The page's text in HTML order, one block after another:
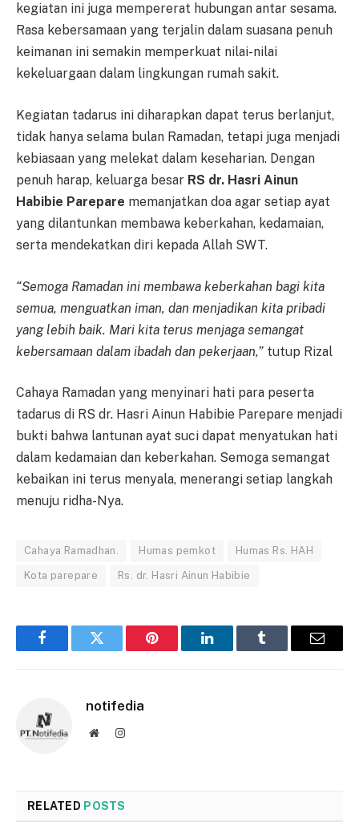
kegiatan ini juga mempererat hubungan antar sesama.
Rasa kebersamaan yang terjalin dalam suasana penuh
keimanan ini semakin memperkuat nilai-nilai
kekeluargaan dalam lingkungan rumah sakit.
Kegiatan tadarus ini diharapkan dapat terus berlanjut,
tidak hanya selama bulan Ramadan, tetapi juga menjadi
kebiasaan yang melekat dalam keseharian. Dengan
penuh harap, keluarga besar RS dr. Hasri Ainun
Habibie Parepare memanjatkan doa agar setiap ayat
yang dilantunkan membawa keberkahan, kedamaian,
serta mendekatkan diri kepada Allah SWT.
“Semoga Ramadan ini membawa keberkahan bagi kita
semua, menguatkan iman, dan menjadikan kita pribadi
yang lebih baik. Mari kita terus menjaga semangat
kebersamaan dalam ibadah dan pekerjaan,” tutup Rizal
Cahaya Ramadan yang menyinari hati para peserta
tadarus di RS dr. Hasri Ainun Habibie Parepare menjadi
bukti bahwa lantunan ayat suci dapat menyatukan hati
dalam kedamaian dan keberkahan. Semoga semangat
kebaikan ini terus menyala, menerangi setiap langkah
menuju ridha-Nya.
Cahaya Ramadhan. Humas pemkot Humas Rs. HAH
Kota parepare Rs. dr. Hasri Ainun Habibie
FacebookTwitter Pinterest LinkedInTumblr Email
notifedia
WebsiteInstagram
RELATED POSTS